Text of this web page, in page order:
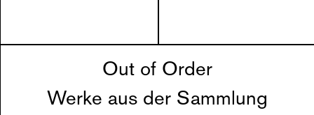
Out of Order
Werke aus der Sammlung